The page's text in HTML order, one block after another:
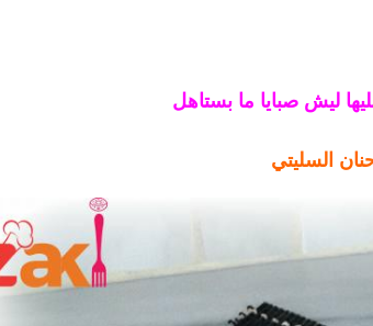
ليش صبايا ما بستاهل
السليتي